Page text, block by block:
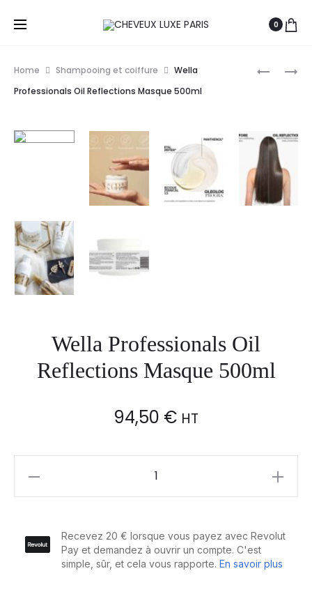
0
2019
THERAPY
250ML
Home Shampooing et coiffure
Wella
Professionals Oil Reflections Masque 500ml
Wella Professionals Oil
Reflections Masque 500ml
94,50 € HT
Reflections
Masque